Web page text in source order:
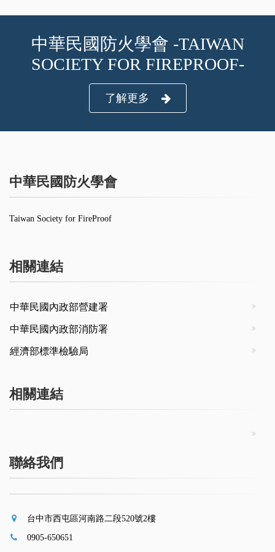
中華民國防火學會 -TAIWAN
SOCIETY FOR FIREPROOF-
了解更多
中華民國防火學會
Taiwan Society for FireProof
相關連結
中華民國內政部營建署
中華民國內政部消防署
經濟部標準檢驗局
相關連結
聯絡我們
台中市西屯區河南路二段520號2樓
0905-650651